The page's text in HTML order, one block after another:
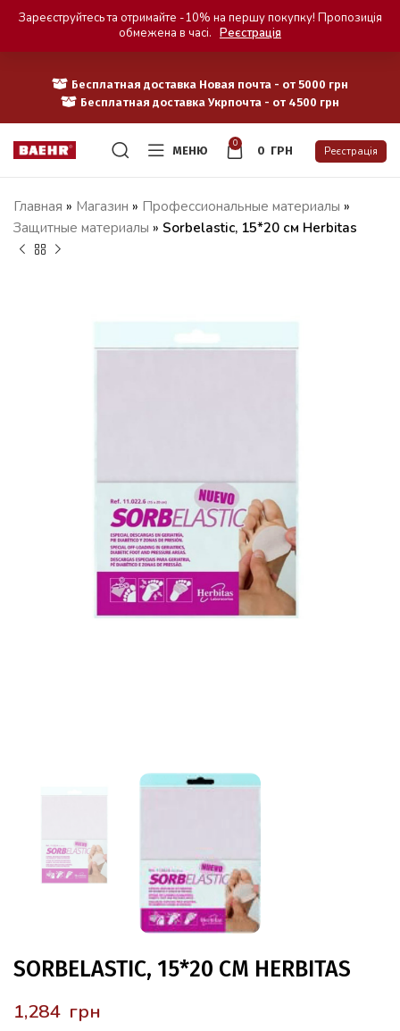
Бесплатная доставка Новая почта - от 5000 грн
Бесплатная доставка Укрпочта - от 4500 грн
МЕНЮ
0
0 ГРН Реєстрація
Главная » Магазин » Профессиональные материалы »
Защитные материалы » Sorbelastic, 15*20 см Herbitas
SORBELASTIC, 15*20 СМ HERBITAS
грн
Зареєструйтесь та отримайте -10% на першу покупку! Пропозиція
обмежена в часі. Реєстрація